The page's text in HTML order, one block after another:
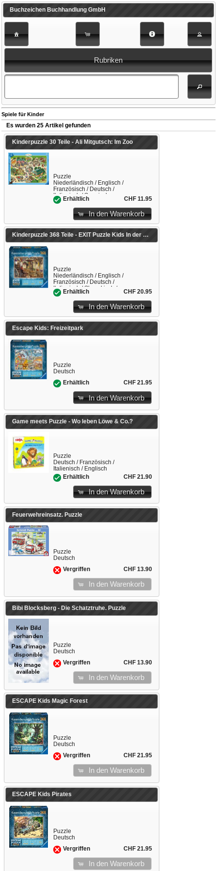
Buchzeichen Buchhandlung GmbH
Rubriken
Spiele für Kinder
Es wurden 25 Artikel gefunden
Kinderpuzzle 30 Teile - Ali Mitgutsch: Im Zoo
Puzzle
Niederländisch / Englisch /
Französisch / Deutsch /
Italienisch / Spanisch
Erhältlich CHF 11.95
In den Warenkorb
Kinderpuzzle 368 Teile - EXIT Puzzle Kids In der Zauberschule
Puzzle
Niederländisch / Englisch /
Französisch / Deutsch /
Italienisch / Slowakisch /
Spanisch
Erhältlich CHF 20.95
In den Warenkorb
Escape Kids: Freizeitpark
Puzzle
Deutsch
Erhältlich
CHF 21.95
In den Warenkorb
Game meets Puzzle - Wo leben Löwe & Co.?
Puzzle
Deutsch / Französisch /
Italienisch / Englisch
Erhältlich
CHF 21.90
In den Warenkorb
Feuerwehreinsatz. Puzzle
Puzzle
Deutsch
Vergriffen
CHF 13.90
In den Warenkorb
Bibi Blocksberg - Die Schatztruhe. Puzzle
Puzzle
Deutsch
Vergriffen
CHF 13.90
In den Warenkorb
ESCAPE Kids Magic Forest
Puzzle
Deutsch
Vergriffen
CHF 21.95
In den Warenkorb
ESCAPE Kids Pirates
Puzzle
Deutsch
Vergriffen
CHF 21.95
In den Warenkorb